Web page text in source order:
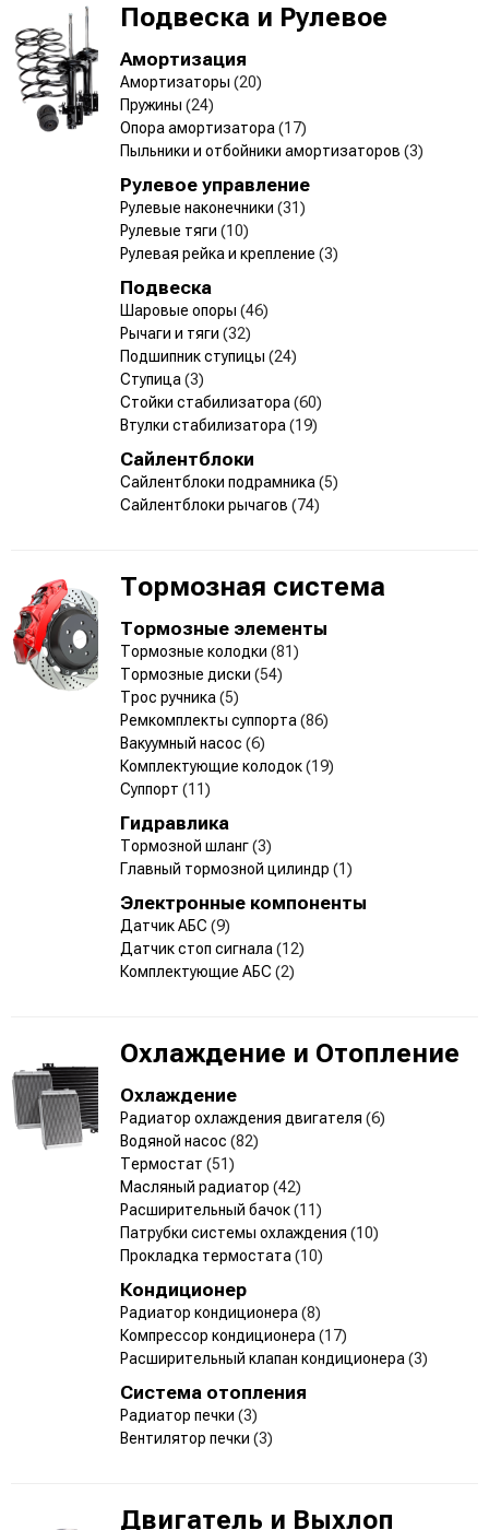
Подвеска и Рулевое
Амортизация
Амортизаторы (20)
Пружины (24)
Опора амортизатора (17)
Пыльники и отбойники амортизаторов (3)
Рулевое управление
Рулевые наконечники (31)
Рулевые тяги (10)
Рулевая рейка и крепление (3)
Подвеска
Шаровые опоры (46)
Рычаги и тяги (32)
Подшипник ступицы (24)
Ступица (3)
Стойки стабилизатора (60)
Втулки стабилизатора (19)
Сайлентблоки
Сайлентблоки подрамника (5)
Сайлентблоки рычагов (74)
Тормозная система
Тормозные элементы
Тормозные колодки (81)
Тормозные диски (54)
Трос ручника (5)
Ремкомплекты суппорта (86)
Вакуумный насос (6)
Комплектующие колодок(19)
Суппорт (11)
Гидравлика
Тормозной шланг(3)
Главный тормозной цилиндр (1)
Электронные компоненты
Датчик АБС (9)
Датчик стоп сигнала (12)
Комплектующие АБС (2)
Охлаждение и Отопление
Охлаждение
Радиатор охлаждения двигателя (6)
Водяной насос (82)
Термостат (51)
Масляный радиатор (42)
Расширительный бачок(11)
Патрубки системы охлаждения (10)
Прокладка термостата (10)
Кондиционер
Радиатор кондиционера (8)
Компрессор кондиционера (17)
Расширительный клапан кондиционера (3)
Система отопления
Радиатор печки (3)
Вентилятор печки (3)
Двигатель и Выхлоп